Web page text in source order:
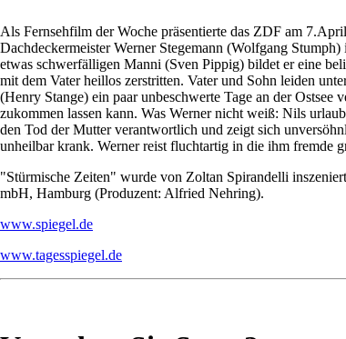
Als Fernsehfilm der Woche präsentierte das ZDF am
Dachdeckermeister Werner Stegemann (Wolfgang
etwas schwerfälligen Manni (Sven Pippig) bildet er eine
mit dem Vater heillos zerstritten. Vater und Sohn leiden
(Henry Stange) ein paar unbeschwerte Tage an der
zukommen lassen kann. Was Werner nicht weiß: Nils
den Tod der Mutter verantwortlich und zeigt sich
unheilbar krank. Werner reist fluchtartig in die ihm fremde
"Stürmische Zeiten" wurde von Zoltan Spirandelli
mbH, Hamburg (Produzent: Alfried Nehring).
www.spiegel.de
www.tagesspiegel.de